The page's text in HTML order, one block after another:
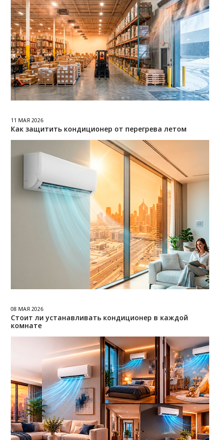
11 МАЯ 2026
Как защитить кондиционер от перегрева летом
08 МАЯ 2026
Стоит ли устанавливать кондиционер в каждой
комнате